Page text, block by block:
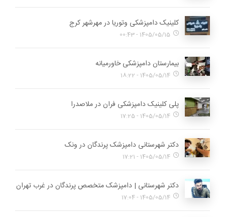
کلینیک دامپزشکی وتوریا در مهرشهر کرج
1405/05/15 - 00:43
بیمارستان دامپزشکی خاورمیانه
1405/05/14 - 18:22
پلی کلینیک دامپزشکی فران در ملاصدرا
1405/05/14 - 17:25
دکتر شهرستانی دامپزشک پرندگان در ونک
1405/05/14 - 17:21
دکتر شهرستانی | دامپزشک متخصص پرندگان در غرب تهران
1405/05/14 - 17:04